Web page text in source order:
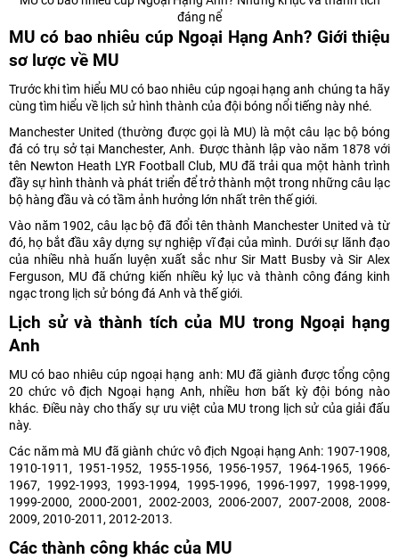
đáng nể
MU có bao nhiêu cúp Ngoại Hạng Anh? Giới thiệu
sơ lược về MU
Trước khi tìm hiểu MU có bao nhiêu cúp ngoại hạng anh chúng ta hãy
cùng tìm hiểu về lịch sử hình thành của đội bóng nổi tiếng này nhé.
Manchester United (thường được gọi là MU) là một câu lạc bộ bóng
đá có trụ sở tại Manchester, Anh. Được thành lập vào năm 1878 với
tên Newton Heath LYR Football Club, MU đã trải qua một hành trình
đầy sự hình thành và phát triển để trở thành một trong những câu lạc
bộ hàng đầu và có tầm ảnh hưởng lớn nhất trên thế giới.
Vào năm 1902, câu lạc bộ đã đổi tên thành Manchester United và từ
đó, họ bắt đầu xây dựng sự nghiệp vĩ đại của mình. Dưới sự lãnh đạo
của nhiều nhà huấn luyện xuất sắc như Sir Matt Busby và Sir Alex
Ferguson, MU đã chứng kiến nhiều kỷ lục và thành công đáng kinh
ngạc trong lịch sử bóng đá Anh và thế giới.
Lịch sử và thành tích của MU trong Ngoại hạng
Anh
MU có bao nhiêu cúp ngoại hạng anh: MU đã giành được tổng cộng
20 chức vô địch Ngoại hạng Anh, nhiều hơn bất kỳ đội bóng nào
khác. Điều này cho thấy sự ưu việt của MU trong lịch sử của giải đấu
này.
Các năm mà MU đã giành chức vô địch Ngoại hạng Anh: 1907-1908,
1910-1911, 1951-1952, 1955-1956, 1956-1957, 1964-1965, 1966-
1967, 1992-1993, 1993-1994, 1995-1996, 1996-1997, 1998-1999,
1999-2000, 2000-2001, 2002-2003, 2006-2007, 2007-2008, 2008-
2009, 2010-2011, 2012-2013.
Các thành công khác của MU